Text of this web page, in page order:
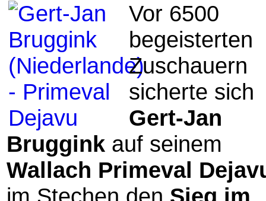
Vor 6500
begeisterten
Zuschauern
sicherte sich
Gert-Jan
Bruggink auf seinem
Wallach Primeval